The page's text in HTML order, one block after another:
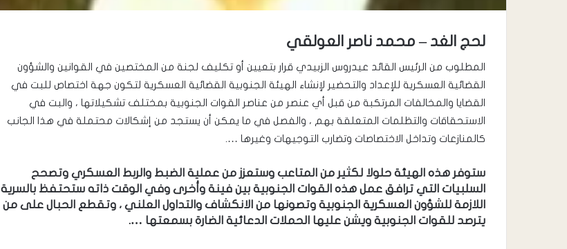
لحج الغد – محمد ناصر العولقي
المطلوب من الرئيس القائد عيدروس الزبيدي قرار بتعيين أو تكليف لجنة من المختصين في القوانين والشؤون
القضائية العسكرية للإعداد والتحضير لإنشاء الهيئة الجنوبية القضائية العسكرية لتكون جهة اختصاص للبت في
القضايا والمخالفات المرتكبة من قبل أي عنصر من عناصر القوات الجنوبية بمختلف تشكيلاتها ، والبت في
الاستحقاقات والتظلمات المتعلقة بهم ، والفصل في ما يمكن أن يستجد من إشكالات محتملة في هذا الجانب
كالمنازعات وتداخل الاختصاصات وتضارب التوجيهات وغيرها ….
ستوفر هذه الهيئة حلولا لكثير من المتاعب وستعزز من عملية الضبط والربط العسكري وتصحح
السلبيات التي ترافق عمل هذه القوات الجنوبية بين فينة وأخرى وفي الوقت ذاته ستحتفظ بالسرية
اللازمة للشؤون العسكرية الجنوبية وتصونها من الانكشاف والتداول العلني ، وتقطع الحبال على من
يترصد للقوات الجنوبية ويشن عليها الحملات الدعائية الضارة بسمعتها ….